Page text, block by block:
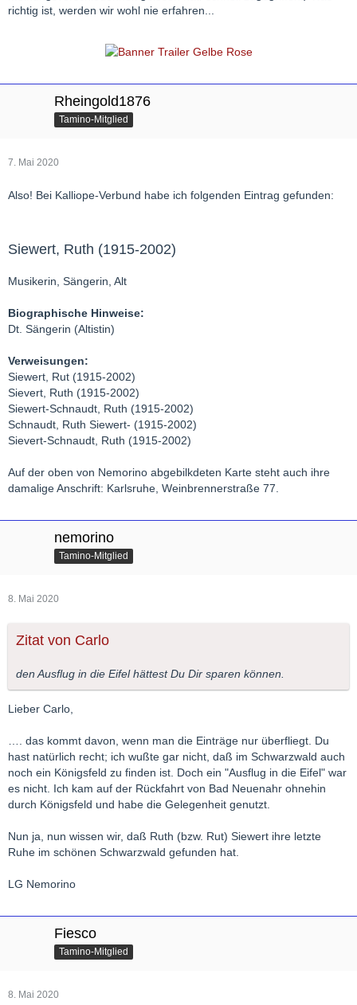
richtig ist, werden wir wohl nie erfahren...
Rheingold1876
Tamino-Mitglied
7. Mai 2020
Also! Bei Kalliope-Verbund habe ich folgenden Eintrag gefunden:
Siewert, Ruth (1915-2002)
Musikerin, Sängerin, Alt
Biographische Hinweise:
Dt. Sängerin (Altistin)
Verweisungen:
Siewert, Rut (1915-2002)
Sievert, Ruth (1915-2002)
Siewert-Schnaudt, Ruth (1915-2002)
Schnaudt, Ruth Siewert- (1915-2002)
Sievert-Schnaudt, Ruth (1915-2002)
Auf der oben von Nemorino abgebilkdeten Karte steht auch ihre
damalige Anschrift: Karlsruhe, Weinbrennerstraße 77.
nemorino
Tamino-Mitglied
8. Mai 2020
Zitat von Carlo
den Ausflug in die Eifel hättest Du Dir sparen können.
Lieber Carlo,
…. das kommt davon, wenn man die Einträge nur überfliegt. Du
hast natürlich recht; ich wußte gar nicht, daß im Schwarzwald auch
noch ein Königsfeld zu finden ist. Doch ein "Ausflug in die Eifel" war
es nicht. Ich kam auf der Rückfahrt von Bad Neuenahr ohnehin
durch Königsfeld und habe die Gelegenheit genutzt.
Nun ja, nun wissen wir, daß Ruth (bzw. Rut) Siewert ihre letzte
Ruhe im schönen Schwarzwald gefunden hat.
LG Nemorino
Fiesco
Tamino-Mitglied
8. Mai 2020